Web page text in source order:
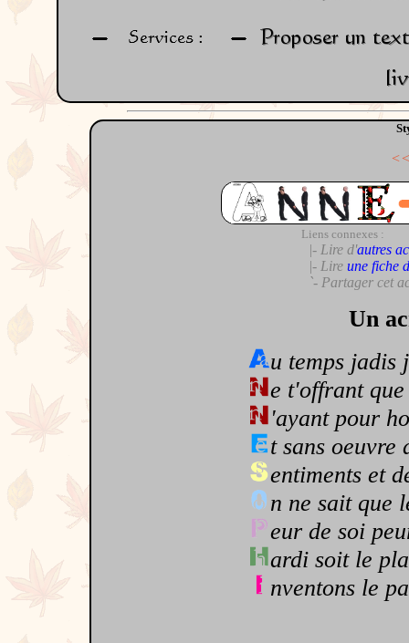
Liens connexes :
|- Lire d'autres
|- Lire une fiche
`- Partager cet
Un
u temps jadis
e t'offrant que
'ayant pour
t sans oeuvre
entiments et
n ne sait que
eur de soi
ardi soit le
nventons le